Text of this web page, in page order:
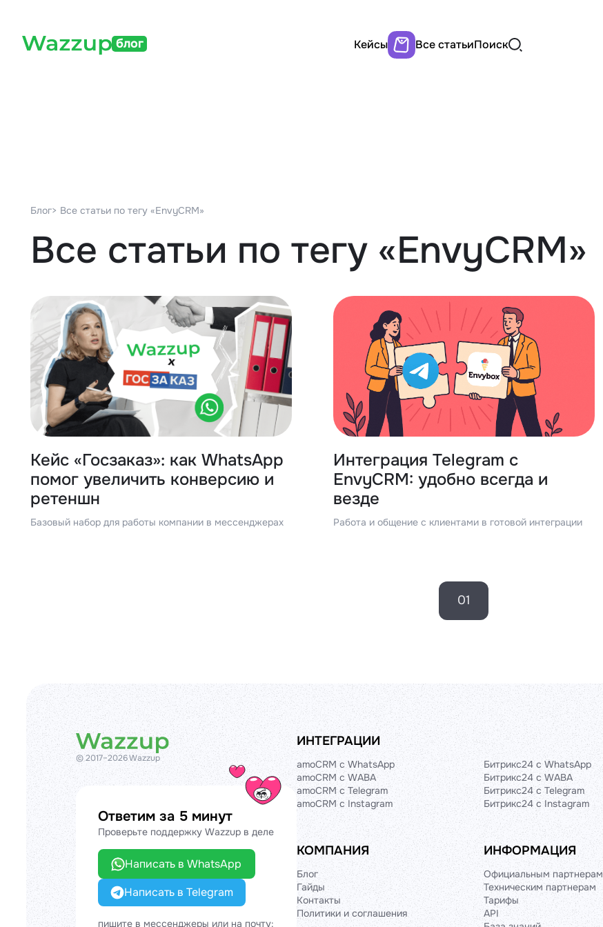
блог Кейсы Все статьиПоиск
Блог> Все статьи по тегу «EnvyCRM»
Все статьи по тегу «EnvyCRM»
Кейс «Госзаказ»: как WhatsApp
помог увеличить конверсию и
ретеншн
Базовый набор для работы компании в мессенджерах
Интеграция Telegram c
EnvyCRM: удобно всегда и
везде
Работа и общение с клиентами в готовой интеграции
01
© 2017–2026 Wazzup
Ответим за 5 минут
Проверьте поддержку Wazzup в деле
Написать в WhatsApp
Написать в Telegram
пишите в мессенджеры или на почту:
ИНТЕГРАЦИИ
amoCRM с WhatsApp
amoCRM с WABA
amoCRM с Telegram
amoCRM с Instagram
Битрикс24 с WhatsApp
Битрикс24 с WABA
Битрикс24 с Telegram
Битрикс24 с Instagram
КОМПАНИЯ
Блог
Гайды
Контакты
Политики и соглашения
ИНФОРМАЦИЯ
Официальным партнерам
Техническим партнерам
Тарифы
API